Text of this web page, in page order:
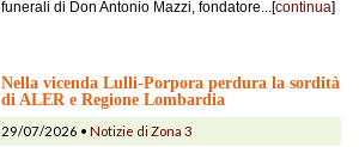
funerali di Don Antonio Mazzi, fondatore...[continua]
Nella vicenda Lulli-Porpora perdura la sordità
di ALER e Regione Lombardia
29/07/2026 • Notizie di Zona 3